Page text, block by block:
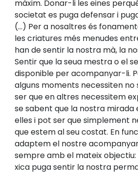
màxim. Donar-li les eines
societat es puga defensar i
(...) Per a nosaltres és
les criatures més menudes
han de sentir la nostra mà, la
Sentir que la seua mestra o el
disponible per acompanyar-li.
alguns moments necessiten no
ser que en altres necessitem
se sabent que la nostra mirada
elles i pot ser que simplement
que estem al seu costat. En
adaptem el nostre
sempre amb el mateix objectiu:
xica puga sentir la nostra